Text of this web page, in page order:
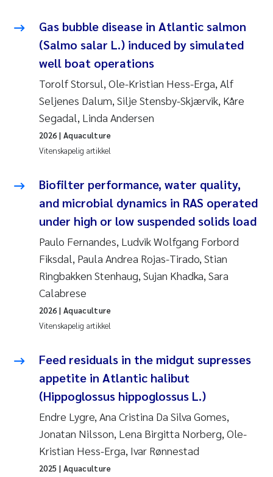
Gas bubble disease in Atlantic salmon
(Salmo salar L.) induced by simulated
well boat operations
Torolf Storsul, Ole-Kristian Hess-Erga, Alf
Seljenes Dalum, Silje Stensby-Skjærvik, Kåre
Segadal, Linda Andersen
Vitenskapelig artikkel
2026 | Aquaculture
Biofilter performance, water quality,
and microbial dynamics in RAS operated
under high or low suspended solids load
Paulo Fernandes, Ludvik Wolfgang Forbord
Fiksdal, Paula Andrea Rojas-Tirado, Stian
Ringbakken Stenhaug, Sujan Khadka, Sara
Calabrese
Vitenskapelig artikkel
2026 | Aquaculture
Feed residuals in the midgut supresses
appetite in Atlantic halibut
(Hippoglossus hippoglossus L.)
Endre Lygre, Ana Cristina Da Silva Gomes,
Jonatan Nilsson, Lena Birgitta Norberg, Ole-
Kristian Hess-Erga, Ivar Rønnestad
2025 | Aquaculture